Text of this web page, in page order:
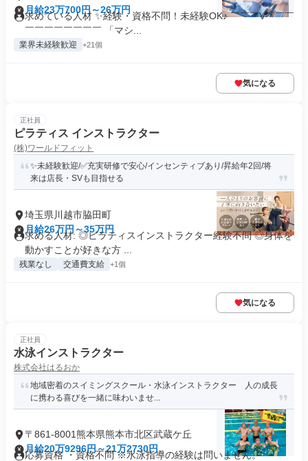
月給23万700円～26万円
求めている人材 ✨経験・資格不問！未経験OK♪ ￣￣￣V￣￣￣
￣￣￣￣￣￣￣￣ 「マシ...
業界未経験歓迎 +21個
気になる
正社員
ピラティス インストラクター
(株)ワールドフィット
✨未経験歓迎/✅充実研修で安心/インセンティブあり/昇給年2回/将
来は店長・SVも目指せる
埼玉県川越市脇田町
月給26万円～35万円
求める人材: ◎ピラティスインストラクター経験不問 ◎身体を
動かすことが好きな方 ...
残業なし 交通費支給 +1個
気になる
正社員
水泳インストラクター
株式会社はるおか
地域密着のスイミングスクール・水泳インストラクター 人の成長
に携わる喜びを一緒に味わいませ...
〒861-8001熊本県熊本市北区武蔵ケ丘
月給20万9296円～21万2730円
応募資格 ・資格不問 ※水泳指導の経験は問いません。